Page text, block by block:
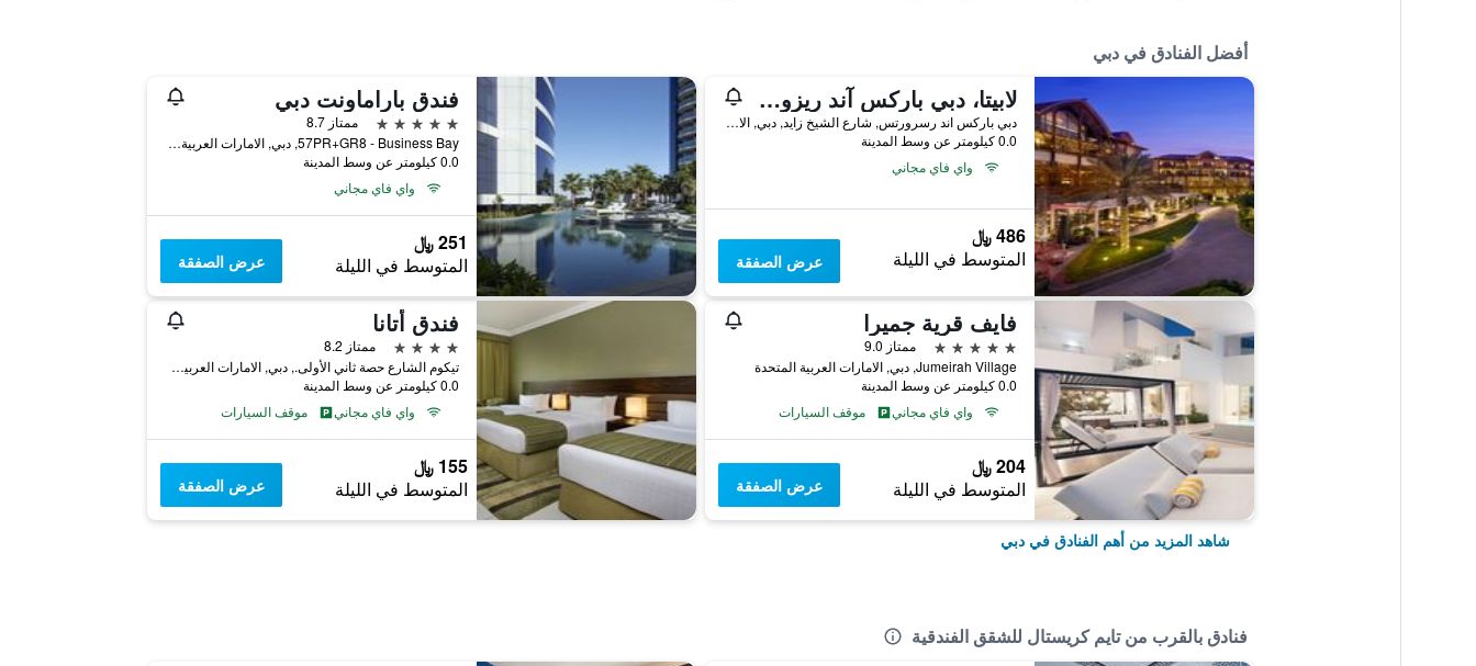
أفضل الفنادق في دبي
لابيتا، دبي باركس آند ريزورتس، أوتوغراف كوليكشن
دبي باركس اند رسرورتس, شارع الشيخ زايد, دبي, الامارات العربية المتحدة
0.0 كيلومتر عن وسط المدينة
واي فاي مجاني
486 ﷼
المتوسط في الليلة عرض الصفقة
فندق باراماونت دبي
5 نجوم
ممتاز 8.7
57PR+GR8 - Business Bay, دبي, الامارات العربية المتحدة
0.0 كيلومتر عن وسط المدينة
واي فاي مجاني
251 ﷼
المتوسط في الليلة عرض الصفقة
فايف قرية جميرا
5 نجوم
ممتاز 9.0
Jumeirah Village, دبي, الامارات العربية المتحدة
0.0 كيلومتر عن وسط المدينة
واي فاي مجاني
موقف السيارات
204 ﷼
المتوسط في الليلة عرض الصفقة
فندق أتانا
4 نجوم
ممتاز 8.2
تيكوم الشارع حصة ثاني الأولى., دبي, الامارات العربية المتحدة
0.0 كيلومتر عن وسط المدينة
واي فاي مجاني
موقف السيارات
155 ﷼
المتوسط في الليلة عرض الصفقة
شاهد المزيد من أهم الفنادق في دبي
فنادق بالقرب من تايم كريستال للشقق الفندقية